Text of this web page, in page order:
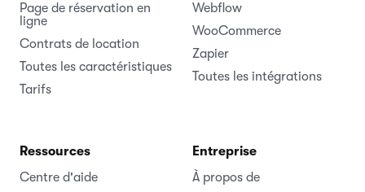
Page de réservation en
ligne
Contrats de location
Toutes les caractéristiques
Tarifs
Webflow
WooCommerce
Zapier
Toutes les intégrations
Ressources
Centre d'aide
Entreprise
À propos de